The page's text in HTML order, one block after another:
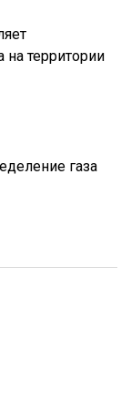
на территории
газа